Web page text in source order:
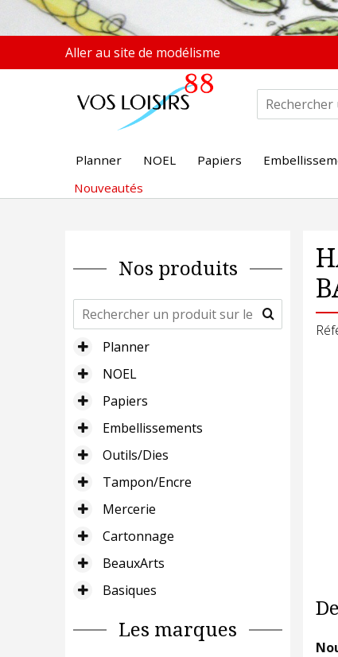
Aller au site de modélisme
Planner NOEL Papiers
Nouveautés
Nos produits
Planner
NOEL
Papiers
Embellissements
Outils/Dies
Tampon/Encre
Mercerie
Cartonnage
BeauxArts
Basiques
Les marques